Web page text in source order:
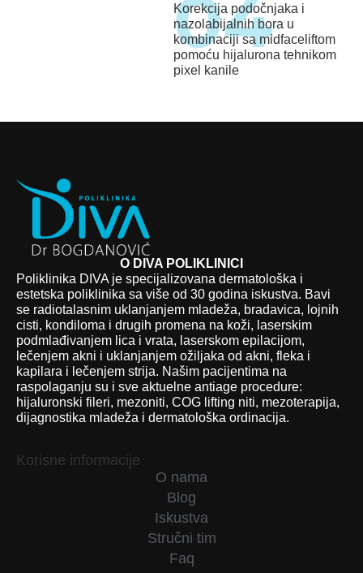
Korekcija podočnjaka i
nazolabijalnih bora u
kombinaciji sa midfaceliftom
pomoću hijalurona tehnikom
pixel kanile
O DIVA POLIKLINICI
Poliklinika DIVA je specijalizovana dermatološka i
estetska poliklinika sa više od 30 godina iskustva. Bavi
se radiotalasnim uklanjanjem mladeža, bradavica, lojnih
cisti, kondiloma i drugih promena na koži, laserskim
podmlađivanjem lica i vrata, laserskom epilacijom,
lečenjem akni i uklanjanjem ožiljaka od akni, fleka i
kapilara i lečenjem strija. Našim pacijentima na
raspolaganju su i sve aktuelne antiage procedure:
hijaluronski fileri, mezoniti, COG lifting niti, mezoterapija,
dijagnostika mladeža i dermatološka ordinacija.
Korisne informacije
O nama
Blog
Iskustva
Stručni tim
Faq